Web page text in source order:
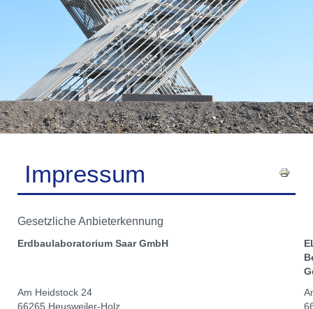
Impressum
Gesetzliche Anbieterkennung
Erdbaulaboratorium Saar GmbH
Am Heidstock 24
66265 Heusweiler-Holz